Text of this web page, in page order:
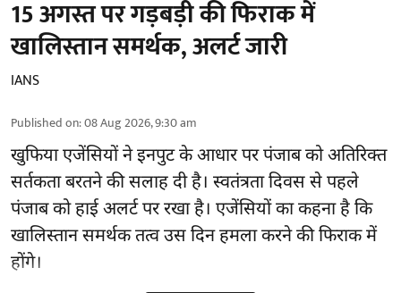
15 अगस्त पर गड़बड़ी की फिराक में
खालिस्तान समर्थक, अलर्ट जारी
IANS
Published on:08 Aug 2026, 9:30 am
खुफिया एजेंसियों ने इनपुट के आधार पर पंजाब को अतिरिक्त
सर्तकता बरतने की सलाह दी है। स्वतंत्रता दिवस से पहले
पंजाबको हाई अलर्ट पर रखा है। एजेंसियों का कहना है कि
खालिस्तान समर्थक तत्व उस दिन हमला करने की फिराक में
होंगे।